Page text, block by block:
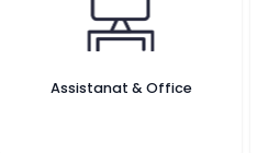
Assistanat & Office